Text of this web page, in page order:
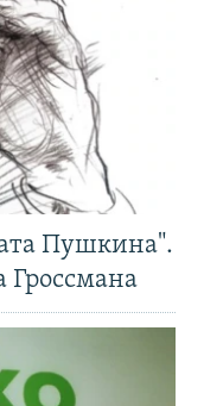
Пушкина".
Гроссмана